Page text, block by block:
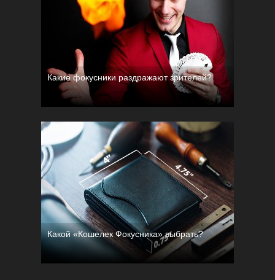
Какие фокусники раздражают зрителей?
Какой «Кошелек Фокусника» выбрать?